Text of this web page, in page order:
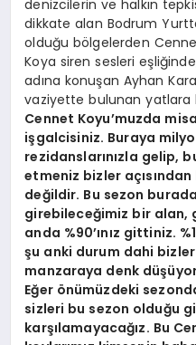
denizcilerin ve halkın
dikkate alan Bodrum
olduğu bölgelerden
Koya siren sesleri
adına konuşan Ayhan
vaziyette bulunan
Cennet Koyu’muzda
işgalcisiniz. Buraya
rezidanslarınızla gelip,
etmeniz bizler
değildir. Bu sezon
girebileceğimiz bir alan,
anda %90’ınız gittiniz.
şu anki durum dahi
manzaraya denk
Eğer önümüzdeki
sizleri bu sezon olduğu
karşılamayacağız. Bu